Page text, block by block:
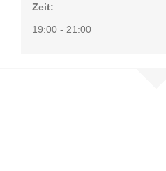
Zeit:
19:00 - 21:00